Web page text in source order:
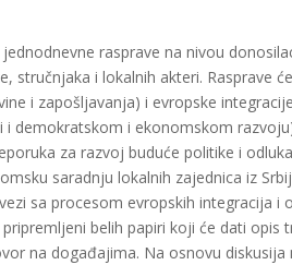
rasprave na nivou
stručnjaka i lokalnih akteri. Rasprave
i zapošljavanja) i evropske
demokratskom i ekonomskom
za razvoj buduće politike i
saradnju lokalnih zajednica iz
sa procesom evropskih integracija i
belih papiri koji će dati opis
na događajima. Na osnovu